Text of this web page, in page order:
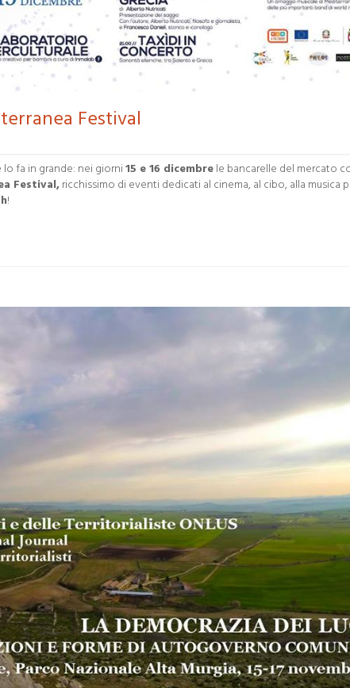
Festival
lo fa in grande: nei giorni15 e 16 dicembrele bancarelle del mercato
Festival,ricchissimo di eventi dedicati al cinema, al cibo, alla musica
!